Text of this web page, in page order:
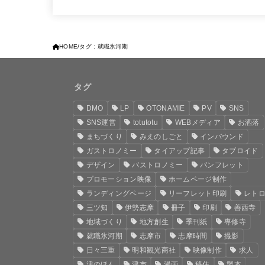
HOME タグ : 就職氷河期
タグ
DMO LP OTONAMIE PV
SNS
SNS運営
totutotu WEBメディア
お洒落
まちづくり
みえのしごと
インバウンド
ガストロノミー
タイアップ記事
タブロイド
デザイン
バストロノミー
パンフレット
プロモーション映像
ホームページ制作
ランディングページ
リーフレット印刷
レトロ
三ツ知
伊勢志摩 冊子 印刷
善西寺
地域づくり
地方創生 季刊紙
専修寺
就職氷河期
志摩市 志摩時間
撮影
日々三重
明和観光商社 映像制作
求人